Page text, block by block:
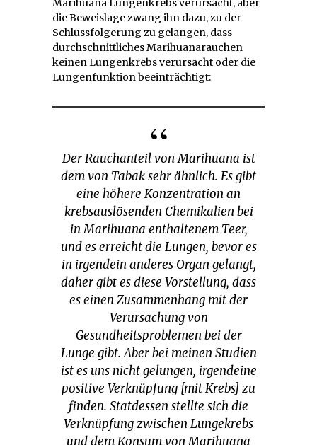
Marihuana Lungenkrebs verursacht, aber
die Beweislage zwang ihn dazu, zu der
Schlussfolgerung zu gelangen, dass
durchschnittliches Marihuanarauchen
keinen Lungenkrebs verursacht oder die
Lungenfunktion beeinträchtigt:
Der Rauchanteil von Marihuana ist
dem von Tabak sehr ähnlich. Es gibt
eine höhere Konzentration an
krebsauslösenden Chemikalien bei
in Marihuana enthaltenem Teer,
und es erreicht die Lungen, bevor es
in irgendein anderes Organ gelangt,
daher gibt es diese Vorstellung, dass
es einen Zusammenhang mit der
Verursachung von
Gesundheitsproblemen bei der
Lunge gibt. Aber bei meinen Studien
ist es uns nicht gelungen, irgendeine
positive Verknüpfung [mit Krebs] zu
finden. Statdessen stellte sich die
Verknüpfung zwischen Lungekrebs
und dem Konsum von Marihuana